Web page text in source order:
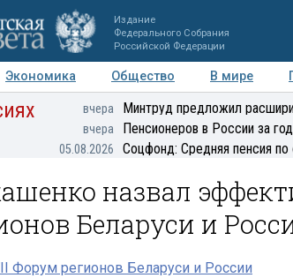
Издание
Федерального Собрания
Российской Федерации
Экономика Общество В мире
Мнения Регионы
вчера Минтруд предложил
вчера Пенсионеров в России за
05.08.2026 Соцфонд: Средняя пенсия
назвал
Беларуси и
Форум регионов Беларуси и России